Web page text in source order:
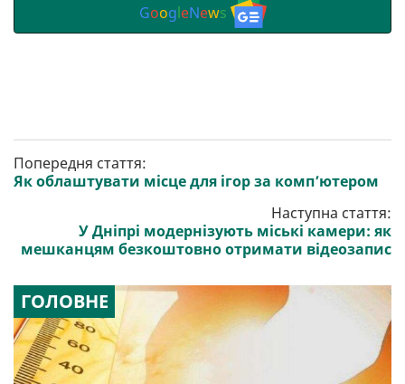
GoogleNews
Попередня стаття:
Як облаштувати місце для ігор за комп’ютером
Наступна стаття:
У Дніпрі модернізують міські камери: як
мешканцям безкоштовно отримати відеозапис
ГОЛОВНЕ